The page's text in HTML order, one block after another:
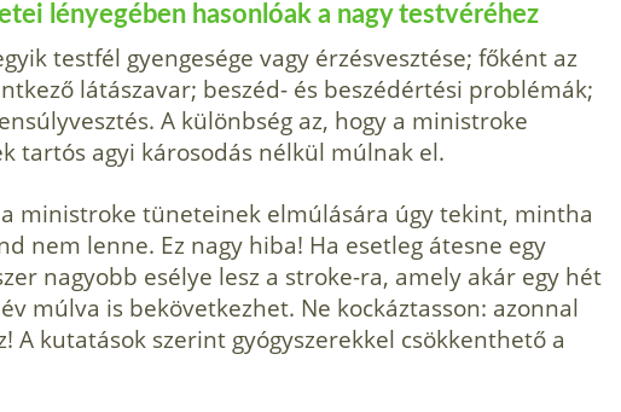
lényegében hasonlóak a nagy testvéréhez
testfél gyengesége vagy érzésvesztése; főként az
látászavar; beszéd- és beszédértési problémák;
A különbség az, hogy a ministroke
tartós agyi károsodás nélkül múlnak el.
ministroke tüneteinek elmúlására úgy tekint, mintha
nem lenne. Ez nagy hiba! Ha esetleg átesne egy
nagyobb esélye lesz a stroke-ra, amely akár egy hét
múlva is bekövetkezhet. Ne kockáztasson: azonnal
A kutatások szerint gyógyszerekkel csökkenthető a